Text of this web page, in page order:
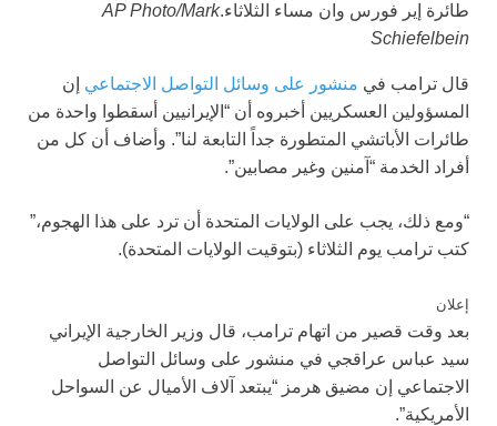
طائرة إير فورس وان مساء الثلاثاء.AP Photo/Mark
Schiefelbein
قال ترامب في منشور على وسائل التواصل الاجتماعي إن
المسؤولين العسكريين أخبروه أن “الإيرانيين أسقطوا واحدة من
طائرات الأباتشي المتطورة جداً التابعة لنا”. وأضاف أن كل من
أفراد الخدمة “آمنين وغير مصابين”.
“ومع ذلك، يجب على الولايات المتحدة أن ترد على هذا الهجوم،”
كتب ترامب يوم الثلاثاء (بتوقيت الولايات المتحدة).
إعلان
بعد وقت قصير من اتهام ترامب، قال وزير الخارجية الإيراني
سيد عباس عراقجي في منشور على وسائل التواصل
الاجتماعي إن مضيق هرمز “يبتعد آلاف الأميال عن السواحل
الأمريكية”.